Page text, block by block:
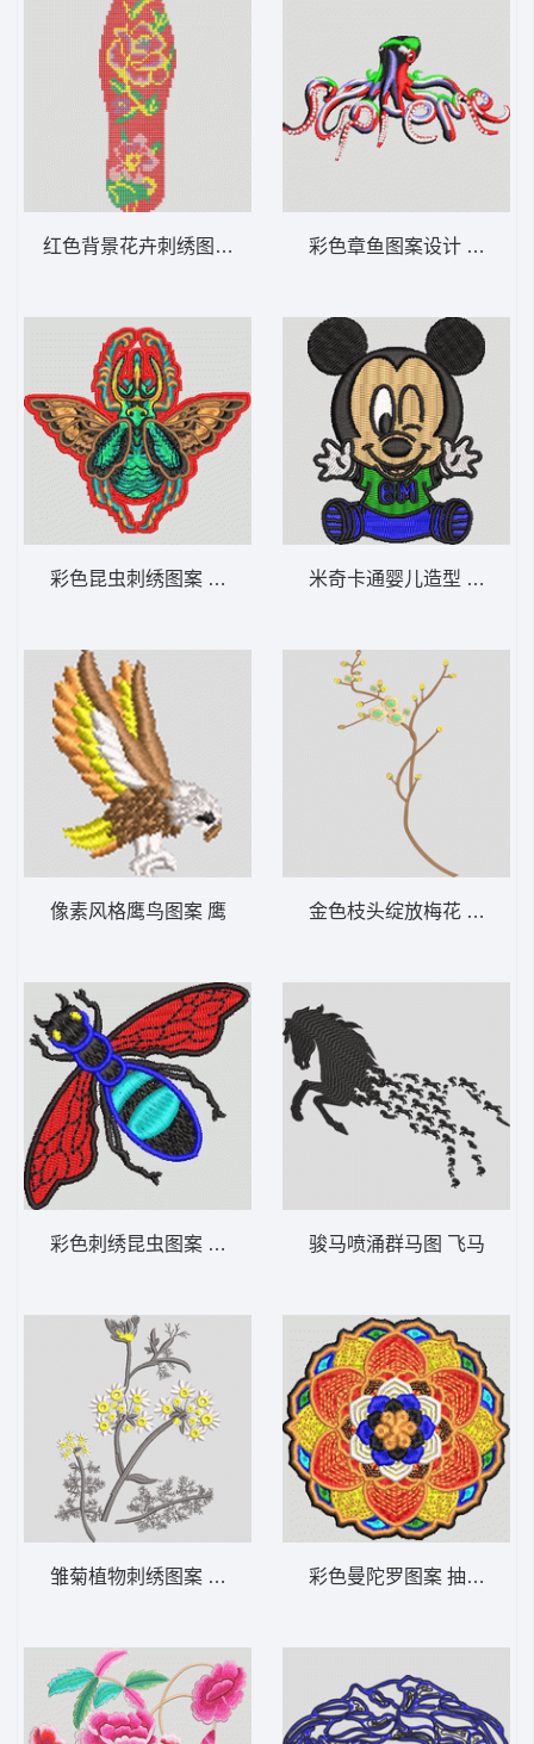
红色背景花卉刺绣图案 鞋垫
彩色昆虫刺绣图案 男蜜蜂
像素风格鹰鸟图案 鹰
彩色刺绣昆虫图案 蜜蜂
雏菊植物刺绣图案 靓花
彩色章鱼图案设计 鱼 章鱼
米奇卡通婴儿造型 米奇
金色枝头绽放梅花 汉服
骏马喷涌群马图 飞马
彩色曼陀罗图案 抽象 圆